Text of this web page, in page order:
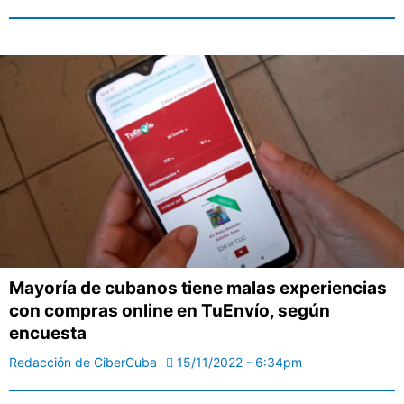
Mayoría de cubanos tiene malas experiencias
con compras online en TuEnvío, según
encuesta
Redacción de CiberCuba 15/11/2022 - 6:34pm